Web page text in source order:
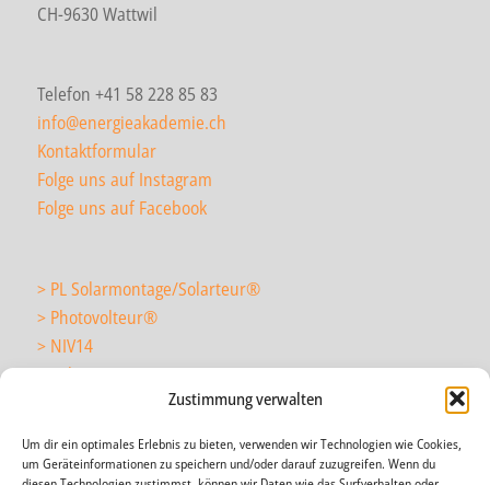
Zustimmung verwalten
Um dir ein optimales Erlebnis zu bieten, verwenden wir Technologien wie Cookies,
um Geräteinformationen zu speichern und/oder darauf zuzugreifen. Wenn du
CH-9630 Wattwil
Telefon +41 58 228 85 83
info@energieakademie.ch
Kontaktformular
Folge uns auf Instagram
Folge uns auf Facebook
> PL Solarmontage/Solarteur®
> Photovolteur®
> NIV14
> Solarmonteur
> wir über uns